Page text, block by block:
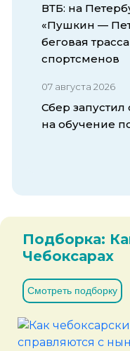
ВТБ: на
«Пушкин —
беговая
спортсменов
07 августа 2026
Сбер
на обучение
Подборка:
Чебоксарах
Смотреть подборку